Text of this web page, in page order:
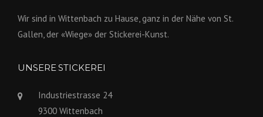
Wir sind in Wittenbach zu Hause, ganz in der Nähe von St.
Gallen, der «Wiege» der Stickerei-Kunst.
UNSERE STICKEREI
Industriestrasse 24
9300 Wittenbach